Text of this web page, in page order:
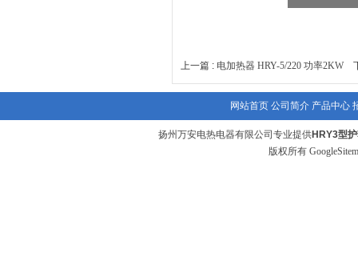
上一篇 : 电加热器 HRY-5/220 功率2KW
网站首页 公司简介 产品中心
扬州万安电热电器有限公司专业提供HRY3型
版权所有